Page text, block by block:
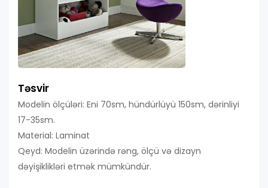
Təsvir
Modelin ölçüləri: Eni 70sm, hündürlüyü 150sm, dərinliyi
17-35sm.
Material: Laminat
Qeyd: Modelin üzərində rəng, ölçü və dizayn
dəyişiklikləri etmək mümkündür.